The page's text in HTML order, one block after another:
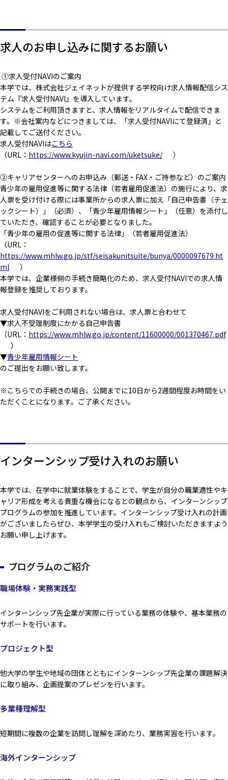
求人のお申し込みに関するお願い
①求人受付NAVIのご案内
本学では、株式会社ジェイネットが提供する学校向け求人情報配信シス
テム『求人受付NAVI』を導入しています。
システムをご利用頂きますと、求人情報をリアルタイムで配信できま
す。※会社案内などにつきましては、「求人受付NAVIにて登録済」と
記載してご送付ください。
求人受付NAVIはこちら
（URL： https://www.kyujin-navi.com/uketsuke/ ）
②キャリアセンターへのお申込み（郵送・FAX・ご持参など）のご案内
青少年の雇用促進等に関する法律（若者雇用促進法）の施行により、求
人票を受け付ける際には事業所からの求人票に加え「自己申告書（チェ
ックシート）」（必須）、「青少年雇用情報シート」（任意）を添付し
ていただき、確認することが必要となりました。
「青少年の雇用の促進等に関する法律」（若者雇用促進法）
（URL：
https://www.mhlw.go.jp/stf/seisakunitsuite/bunya/0000097679.ht
ml
）
本学では、企業様側の手続き簡略化のため、求人受付NAVIでの求人情
報登録を推奨しております。
求人受付NAVIをご利用されない場合は、求人票と合わせて
▼求人不受理制度にかかる自己申告書
（URL： https://www.mhlw.go.jp/content/11600000/001370467.pdf
）
▼青少年雇用情報シート
のご提出をお願い致します。
※こちらでの手続きの場合、公開までに10日から2週間程度お時間をい
ただくことになります。ご了承ください。
インターンシップ受け入れのお願い
本学では、在学中に就業体験をすることで、学生が自分の職業適性やキ
ャリア形成を考える貴重な機会になるとの観点から、インターンシップ
プログラムの参加を推進しています。インターンシップ受け入れの計画
がございましたらぜひ、本学学生の受け入れもご検討いただきますよう
お願い申し上げます。
プログラムのご紹介
職場体験・実務実践型
インターンシップ先企業が実際に行っている業務の体験や、基本業務の
サポートを行います。
プロジェクト型
他大学の学生や地域の団体とともにインターンシップ先企業の課題解決
に取り組み、企画提案のプレゼンを行います。
多業種理解型
短期間に複数の企業を訪問し理解を深めたり、業務実習を行います。
海外インターンシップ